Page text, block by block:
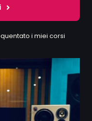
i miei corsi